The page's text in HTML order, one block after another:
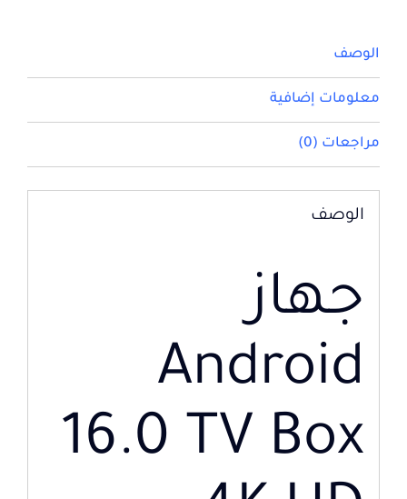
الوصف
معلومات إضافية
مراجعات (0)
الوصف
جهاز
Android
16.0 TV Box